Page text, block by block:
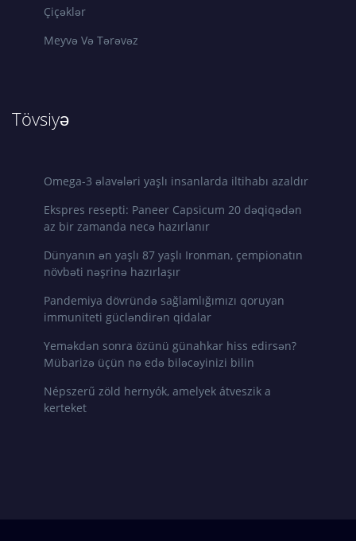
Çiçəklər
Meyvə Və Tərəvəz
Tövsiyə
Omega-3 əlavələri yaşlı insanlarda iltihabı azaldır
Ekspres resepti: Paneer Capsicum 20 dəqiqədən
az bir zamanda necə hazırlanır
Dünyanın ən yaşlı 87 yaşlı Ironman, çempionatın
növbəti nəşrinə hazırlaşır
Pandemiya dövründə sağlamlığımızı qoruyan
immuniteti gücləndirən qidalar
Yeməkdən sonra özünü günahkar hiss edirsən?
Mübarizə üçün nə edə biləcəyinizi bilin
Népszerű zöld hernyók, amelyek átveszik a
kerteket